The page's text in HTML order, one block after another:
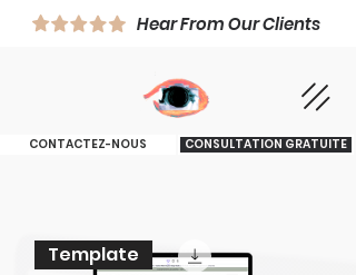
Hear From Our Clients
CONTACTEZ-NOUS CONSULTATION GRATUITE
Template